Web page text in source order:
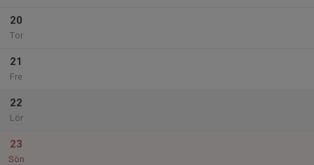
20
Tor
21
Fre
22
Lör
23
Sön